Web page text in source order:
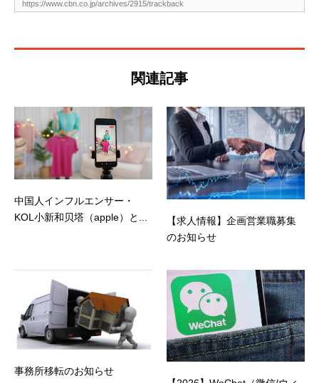
関連記事
中国人インフルエンサー・
KOL小新和贝塔（apple）と...
【求人情報】企画営業職募集
のお知らせ
事務所移転のお知らせ